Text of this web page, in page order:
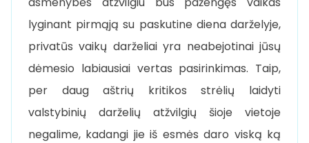
lyginant pirmąją su paskutine diena darželyje,
privatūs vaikų darželiai yra neabejotinai jūsų
dėmesio labiausiai vertas pasirinkimas. Taip,
per daug aštrių kritikos strėlių laidyti
valstybinių darželių atžvilgių šioje vietoje
negalime, kadangi jie iš esmės daro viską ką